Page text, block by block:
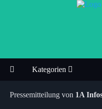
Kategorien
Pressemitteilung von 1A